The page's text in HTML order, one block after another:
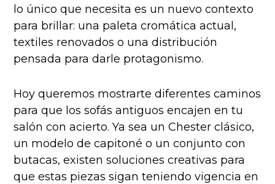
lo único que necesita es un nuevo contexto
para brillar: una paleta cromática actual,
textiles renovados o una distribución
pensada para darle protagonismo.
Hoy queremos mostrarte diferentes caminos
para que los sofás antiguos encajen en tu
salón con acierto. Ya sea un Chester clásico,
un modelo de capitoné o un conjunto con
butacas, existen soluciones creativas para
que estas piezas sigan teniendo vigencia en